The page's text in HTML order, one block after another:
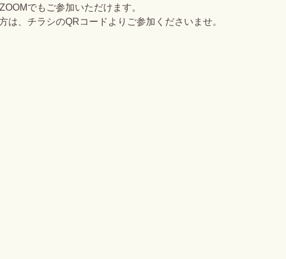
でもご参加いただけます。
は、チラシのQRコードよりご参加くださいませ。